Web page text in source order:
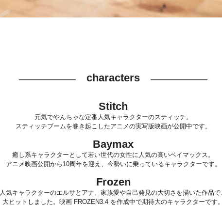
――――――――― characters ―――――――――
Stitch
元気でやんちゃな定番人気キャラクターのスティッチ。
スティッチブームを巻き起こしたアニメの実写版映画が公開中です。
Baymax
癒し系キャラクターとして若い世代の女性に人気の高いベイマックス。
アニメ映画公開から10周年を迎え、今勢いに乗っているキャラクターです。
Frozen
人気キャラクターのエルサとアナ。家族愛や自己発見の大切さを描いた作品で
大ヒットしました。映画 FROZEN3.4 を作成中で期待大のキャラクターです